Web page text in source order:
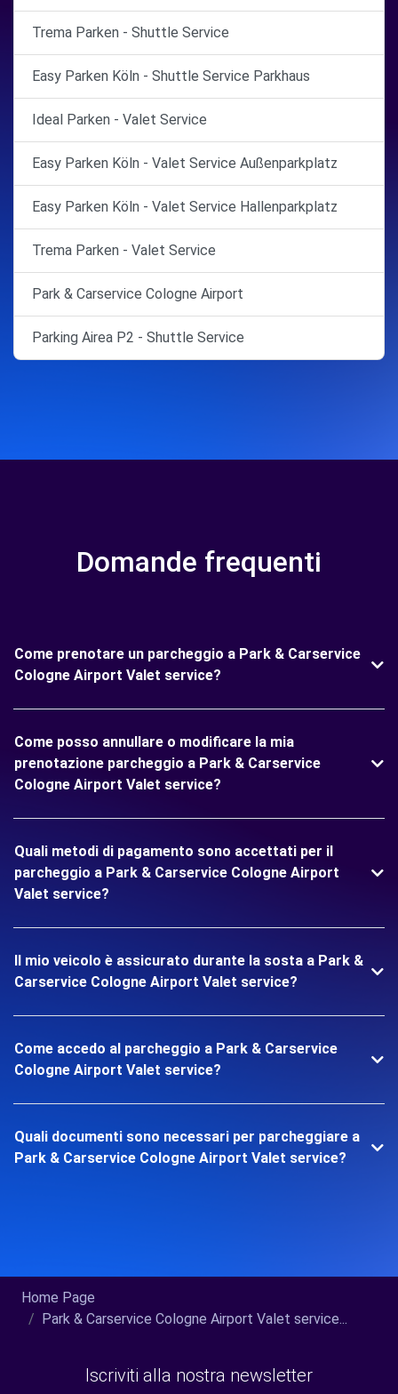
Trema Parken - Shuttle Service
Easy Parken Köln - Shuttle Service Parkhaus
Ideal Parken - Valet Service
Easy Parken Köln - Valet Service Außenparkplatz
Easy Parken Köln - Valet Service Hallenparkplatz
Trema Parken - Valet Service
Park & Carservice Cologne Airport
Parking Airea P2 - Shuttle Service
Domande frequenti
Come prenotare un parcheggio a Park & Carservice
Cologne Airport Valet service?
Come posso annullare o modificare la mia
prenotazione parcheggio a Park & Carservice
Cologne Airport Valet service?
Quali metodi di pagamento sono accettati per il
parcheggio a Park & Carservice Cologne Airport
Valet service?
Il mio veicolo è assicurato durante la sosta a Park &
Carservice Cologne Airport Valet service?
Come accedo al parcheggio a Park & Carservice
Cologne Airport Valet service?
Quali documenti sono necessari per parcheggiare a
Park & Carservice Cologne Airport Valet service?
Home Page
Park & Carservice Cologne Airport Valet service...
Iscriviti alla nostra newsletter